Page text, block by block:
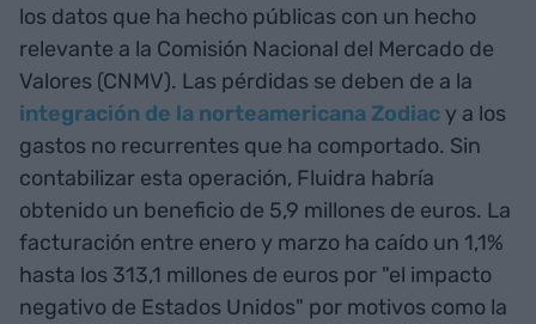
los datos que ha hecho públicas con un hecho
relevante a la Comisión Nacional del Mercado de
Valores (CNMV). Las pérdidas se deben de a la
integración de la norteamericana Zodiac y a los
gastos no recurrentes que ha comportado. Sin
contabilizar esta operación, Fluidra habría
obtenido un beneficio de 5,9 millones de euros. La
facturación entre enero y marzo ha caído un 1,1%
hasta los 313,1 millones de euros por "el impacto
negativo de Estados Unidos" por motivos como la